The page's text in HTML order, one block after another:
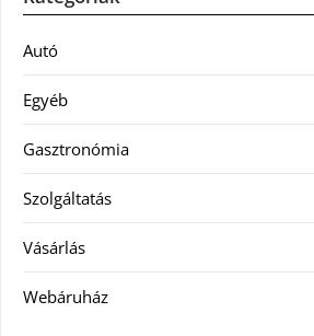
Autó
Egyéb
Gasztronómia
Szolgáltatás
Vásárlás
Webáruház